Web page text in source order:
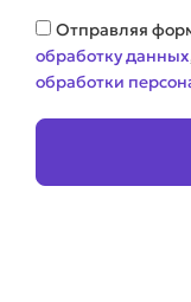
Соглашение
Отправляя
обработку данных
обработки